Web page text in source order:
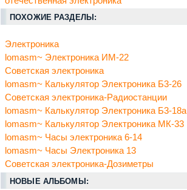
ПОХОЖИЕ РАЗДЕЛЫ:
Электроника
lomasm~ Электроника ИМ-22
Советская электроника
lomasm~ Калькулятор Электроника Б3-26
Советская электроника-Радиостанции
lomasm~ Калькулятор Электроника Б3-18а
lomasm~ Калькулятор Электроника МК-33
lomasm~ Часы электроника 6-14
lomasm~ Часы Электроника 13
Советская электроника-Дозиметры
НОВЫЕ АЛЬБОМЫ: